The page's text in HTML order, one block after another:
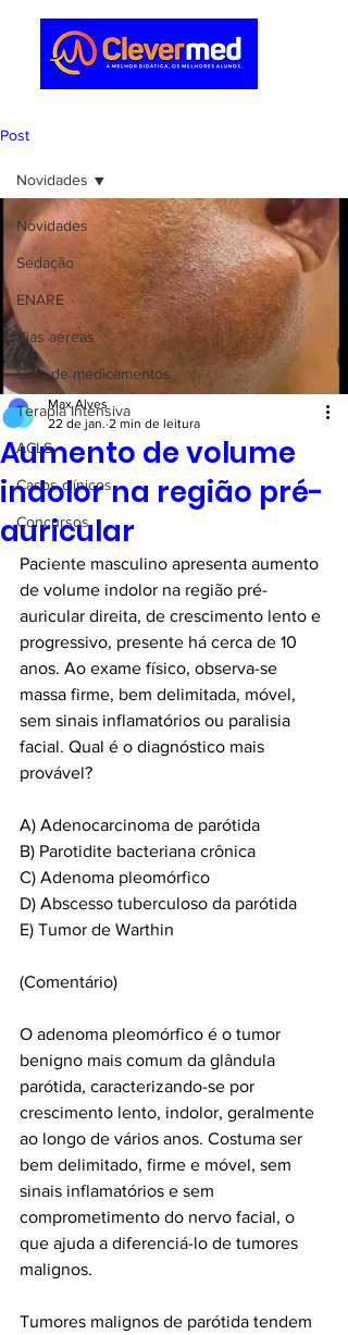
Post
Novidades
Sedação
ENARE
Vias aéreas
Guia de medicamentos
Terapia Intensiva
ACLS
Casos clínicos
Concursos
Novidades
Aumento de volume
indolor na região pré-
auricular
Max Alves
22 de jan. 2 min de leitura
Paciente masculino apresenta aumento
de volume indolor na região pré-
auricular direita, de crescimento lento e
progressivo, presente há cerca de 10
anos. Ao exame físico, observa-se
massa firme, bem delimitada, móvel,
sem sinais inflamatórios ou paralisia
facial. Qual é o diagnóstico mais
provável?
A) Adenocarcinoma de parótida
B) Parotidite bacteriana crônica
C) Adenoma pleomórfico
D) Abscesso tuberculoso da parótida
E) Tumor de Warthin
(Comentário)
O adenoma pleomórfico é o tumor
benigno mais comum da glândula
parótida, caracterizando-se por
crescimento lento, indolor, geralmente
ao longo de vários anos. Costuma ser
bem delimitado, firme e móvel, sem
sinais inflamatórios e sem
comprometimento do nervo facial, o
que ajuda a diferenciá-lo de tumores
malignos.
Tumores malignos de parótida tendem